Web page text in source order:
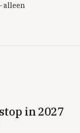
alleen
in 2027